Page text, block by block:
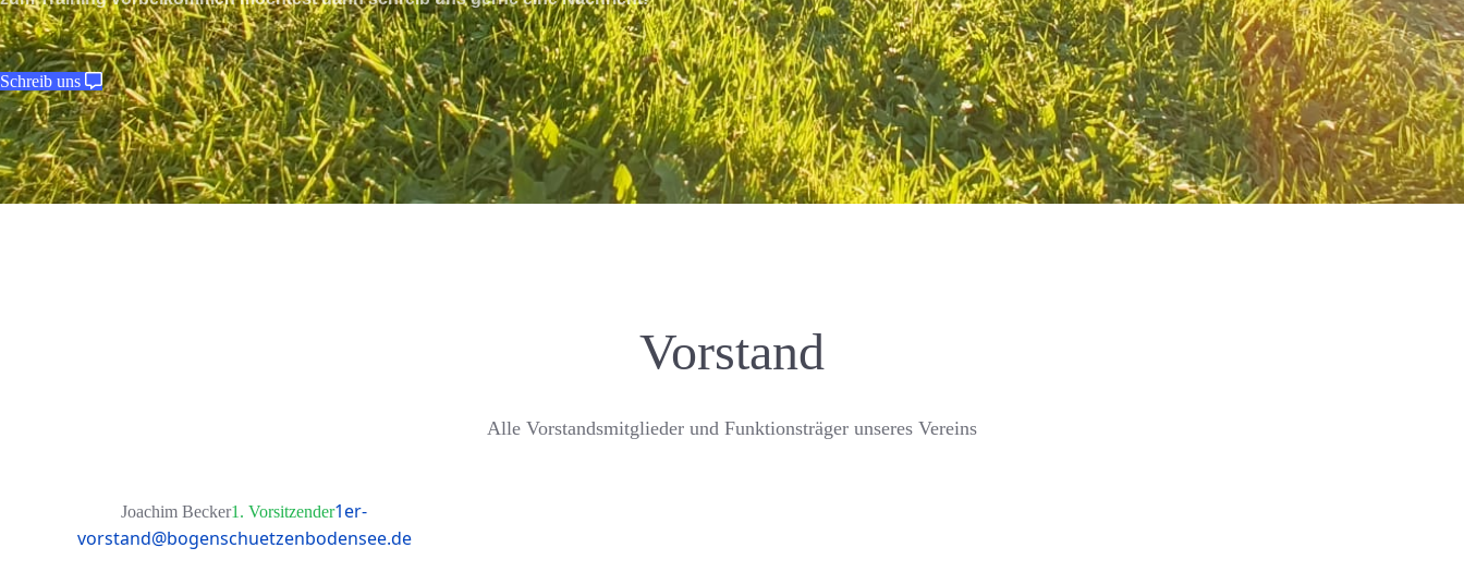
Schreib uns
Vorstand
Alle Vorstandsmitglieder und Funktionsträger unseres Vereins
Joachim Becker1. Vorsitzender1er-
vorstand@bogenschuetzenbodensee.de